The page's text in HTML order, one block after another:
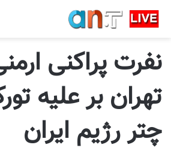
نفرت پراکنی
تهران بر علیه
چتر رژیم ایران